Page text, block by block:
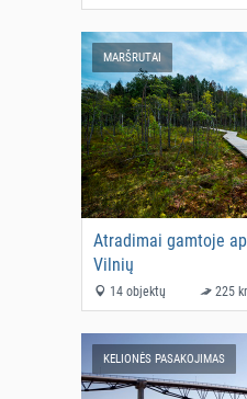
MARŠRUTAI
Atradimai gamtoje
Vilnių
14 objektų 225
KELIONĖS PASAKOJIMAS